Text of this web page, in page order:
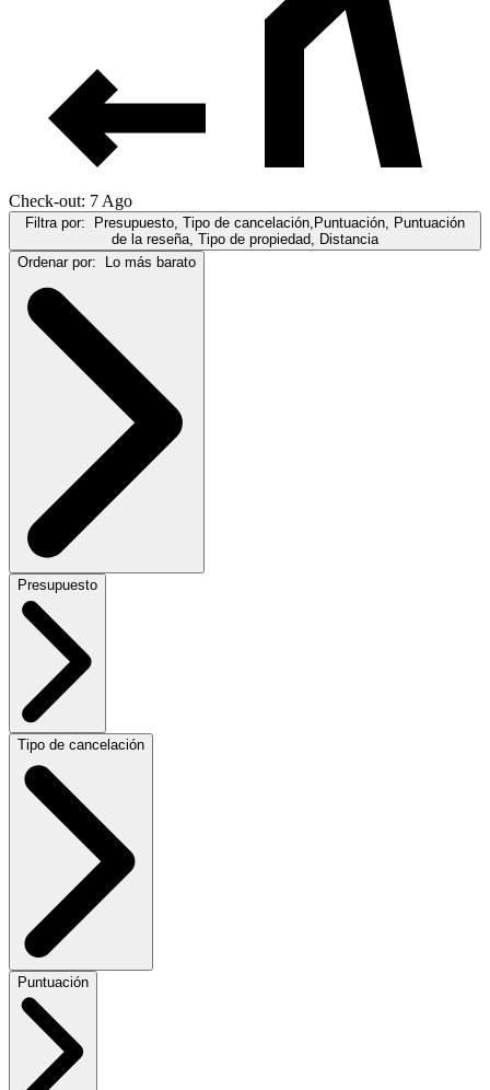
Check-out: 7 Ago
Filtra por: Presupuesto, Tipo de cancelación,Puntuación, Puntuación
de la reseña, Tipo de propiedad, Distancia
Ordenar por: Lo más barato
Presupuesto
Tipo de cancelación
Puntuación